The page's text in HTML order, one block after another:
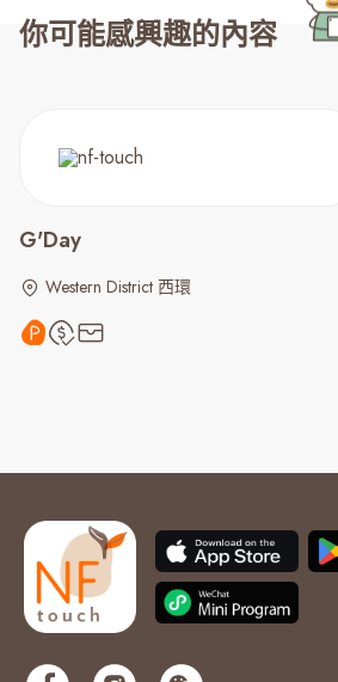
你可能感興趣的內容
G'Day
Western District 西環